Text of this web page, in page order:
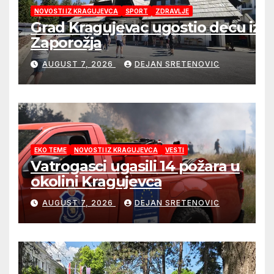
NOVOSTI IZ KRAGUJEVCA SPORT ZDRAVLJE
Grad Kragujevac ugostio decu iz
Zaporožja
AUGUST 7, 2026 DEJAN SRETENOVIC
EKO TEME NOVOSTI IZ KRAGUJEVCA VESTI
Vatrogasci ugasili 14 požara u
okolini Kragujevca
AUGUST 7, 2026 DEJAN SRETENOVIC